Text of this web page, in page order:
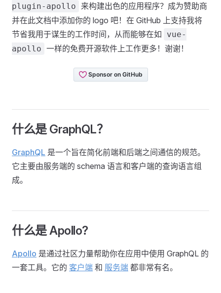
plugin-apollo
来构建出色的应用程序？成为赞助商
并在此文档中添加你的 logo 吧！在 GitHub 上支持我将
节省我用于谋生的工作时间，从而能够在如
vue-
apollo 一样的免费开源软件上工作更多！谢谢！
什么是 GraphQL？
GraphQL 是一个旨在简化前端和后端之间通信的规范。
它主要由服务端的 schema 语言和客户端的查询语言组
成。
什么是 Apollo?
Apollo 是通过社区力量帮助你在应用中使用 GraphQL 的
一套工具。它的 客户端 和 服务端 都非常有名。